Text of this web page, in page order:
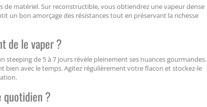
matériel. Sur reconstructible, vous obtiendrez une vapeur dense
un bon amorçage des résistances tout en préservant la richesse
de le vaper ?
de 5 à 7 jours révèle pleinement ses nuances gourmandes.
bien avec le temps. Agitez régulièrement votre flacon et stockez-le
quotidien ?